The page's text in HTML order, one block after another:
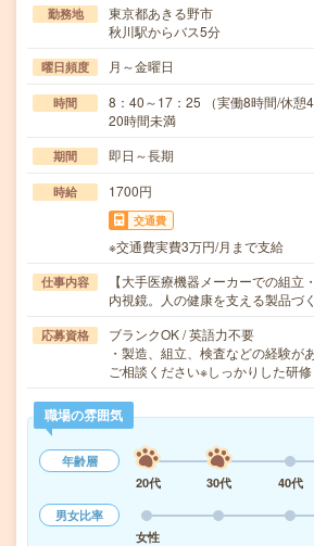
勤務地
東京都あきる野市
秋川駅からバス5分
曜日頻度 月～金曜日
時間
8：40～17：25 （実働8時間/休憩
20時間未満
期間 即日～長期
時給 1700円
交通費
※交通費実費3万円/月まで支給
仕事内容
【大手医療機器メーカーでの組立
内視鏡。人の健康を支える製品づ
応募資格
ブランクOK / 英語力不要
・製造、組立、検査などの経験が
ご相談ください※しっかりした研
職場の雰囲気
年齢層
20代
30代 40代
男女比率
女性